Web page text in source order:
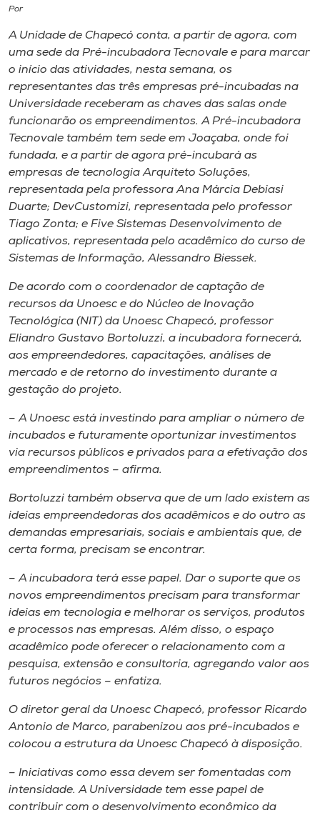
Diplomados
Cultura
CPA
Biblioteca
Editora
Rádio
Museu
Unoesc
Store
Selecione
Por
A Unidade de Chapecó conta, a partir de agora, com
uma sede da Pré-incubadora Tecnovale e para marcar
o início das atividades, nesta semana, os
representantes das três empresas pré-incubadas na
Universidade receberam as chaves das salas onde
funcionarão os empreendimentos. A Pré-incubadora
Tecnovale também tem sede em Joaçaba, onde foi
fundada, e a partir de agora pré-incubará as
empresas de tecnologia Arquiteto Soluções,
representada pela professora Ana Márcia Debiasi
Duarte; DevCustomizi, representada pelo professor
Tiago Zonta; e Five Sistemas Desenvolvimento de
aplicativos, representada pelo acadêmico do curso de
Sistemas de Informação, Alessandro Biessek.
De acordo com o coordenador de captação de
recursos da Unoesc e do Núcleo de Inovação
Tecnológica (NIT) da Unoesc Chapecó, professor
Eliandro Gustavo Bortoluzzi, a incubadora fornecerá,
aos empreendedores, capacitações, análises de
mercado e de retorno do investimento durante a
gestação do projeto.
– A Unoesc está investindo para ampliar o número de
incubados e futuramente oportunizar investimentos
via recursos públicos e privados para a efetivação dos
empreendimentos – afirma.
Bortoluzzi também observa que de um lado existem as
ideias empreendedoras dos acadêmicos e do outro as
demandas empresariais, sociais e ambientais que, de
certa forma, precisam se encontrar.
– A incubadora terá esse papel. Dar o suporte que os
novos empreendimentos precisam para transformar
ideias em tecnologia e melhorar os serviços, produtos
e processos nas empresas. Além disso, o espaço
acadêmico pode oferecer o relacionamento com a
pesquisa, extensão e consultoria, agregando valor aos
futuros negócios – enfatiza.
O diretor geral da Unoesc Chapecó, professor Ricardo
Antonio de Marco, parabenizou aos pré-incubados e
colocou a estrutura da Unoesc Chapecó à disposição.
– Iniciativas como essa devem ser fomentadas com
intensidade. A Universidade tem esse papel de
contribuir com o desenvolvimento econômico da